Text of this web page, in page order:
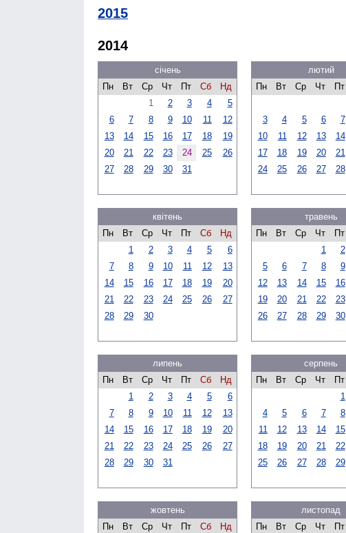
2015
2014
січень
Пн
Вт Ср Чт Пт Сб
Нд
1
2 3 4
5
6
7 8 9 10 11
12
13
14 15 16 17 18
19
20
21 22 23 24 25
26
27
28 29 30 31
лютий
Пн
Вт Ср Чт Пт
3
4 5 6 7
10
11 12 13 14
17
18 19 20 21
24
25 26 27 28
квітень
Пн
Вт Ср Чт Пт Сб
Нд
1
2 3 4 5
6
7
8 9 10 11 12
13
14
15 16 17 18 19
20
21
22 23 24 25 26
27
28
29 30
травень
Пн
Вт Ср Чт Пт
1
2
5
6 7 8 9
12
13 14 15 16
19
20 21 22 23
26
27 28 29 30
липень
Пн
Вт Ср Чт Пт Сб
Нд
1
2 3 4 5
6
7
8 9 10 11 12
13
14
15 16 17 18 19
20
21
22 23 24 25 26
27
28
29 30 31
серпень
Пн
Вт Ср Чт Пт
1
4
5 6 7 8
11
12 13 14 15
18
19 20 21 22
25
26 27 28 29
жовтень
Пн
Вт Ср Чт Пт Сб
Нд
листопад
Пн
Вт Ср Чт Пт